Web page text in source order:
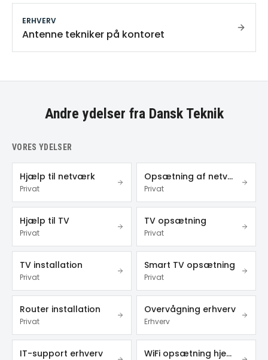
ERHVERV
Antenne tekniker på kontoret
Andre ydelser fra Dansk Teknik
VORES YDELSER
Hjælp til netværk
Privat
Opsætning af netværk
Privat
Hjælp til TV
Privat
TV opsætning
Privat
TV installation
Privat
Smart TV opsætning
Privat
Router installation
Privat
Overvågning erhverv
Erhverv
IT-support erhverv WiFi opsætning hjemme